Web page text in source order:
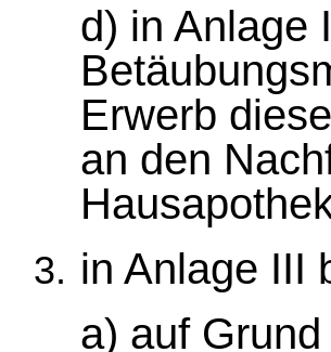
d) in Anlage
Erwerb
an den
in Anlage III
a) auf